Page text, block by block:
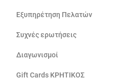
Εξυπηρέτηση Πελατών
Συχνές ερωτήσεις
Διαγωνισμοί
Gift Cards ΚΡΗΤΙΚΟΣ